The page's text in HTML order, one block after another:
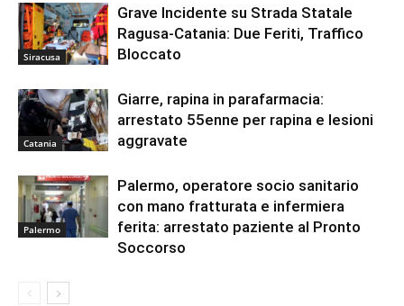
Siracusa
Grave Incidente su Strada Statale
Ragusa-Catania: Due Feriti, Traffico
Bloccato
Catania
Giarre, rapina in parafarmacia:
arrestato 55enne per rapina e lesioni
aggravate
Palermo
Palermo, operatore socio sanitario
con mano fratturata e infermiera
ferita: arrestato paziente al Pronto
Soccorso